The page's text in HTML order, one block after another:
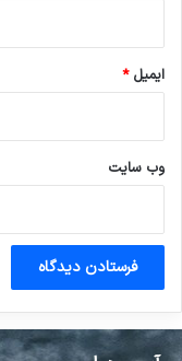
ایمیل*
وب‌ سایت